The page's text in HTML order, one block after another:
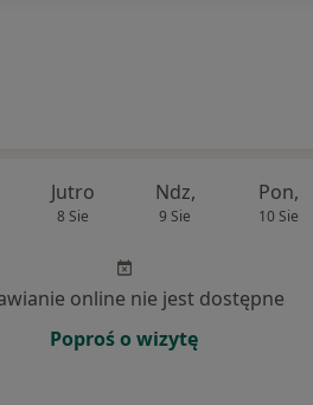
Jutro
8 Sie
Ndz,
9 Sie
Pon,
10 Sie
online nie jest dostępne
Poproś o wizytę